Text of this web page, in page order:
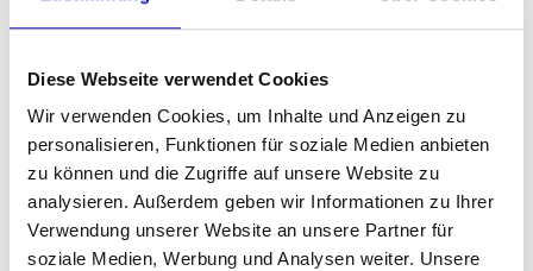
Diese Webseite verwendet Cookies
Wir verwenden Cookies, um Inhalte und Anzeigen zu
personalisieren, Funktionen für soziale Medien anbieten
zu können und die Zugriffe auf unsere Website zu
analysieren. Außerdem geben wir Informationen zu Ihrer
Verwendung unserer Website an unsere Partner für
soziale Medien, Werbung und Analysen weiter. Unsere
Haben Sie Fragen?
Schreiben Sie uns gern!
vorteil@sbv-fsa.ch